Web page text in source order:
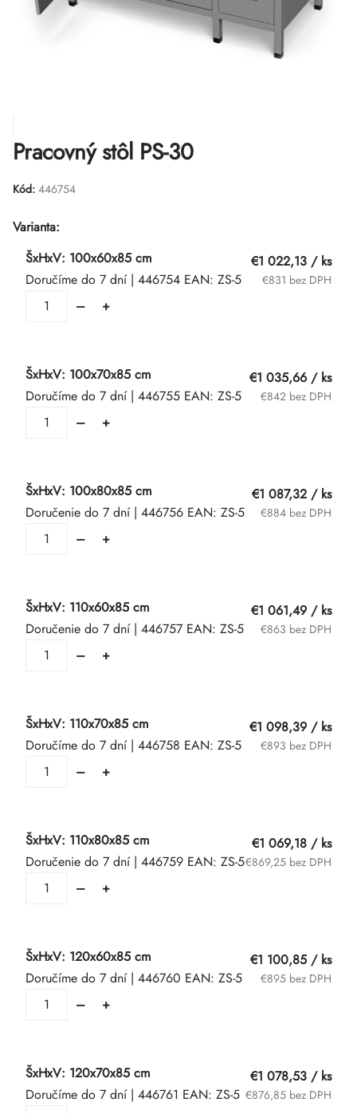
Pracovný stôl PS-30
Kód: 446754
Varianta:
ŠxHxV: 100x60x85 cm
Doručíme do 7 dní | 446754 EAN: ZS-5
€1 022,13 / ks
€831 bez DPH
ŠxHxV: 100x70x85 cm
Doručíme do 7 dní | 446755 EAN: ZS-5
€1 035,66 / ks
€842 bez DPH
ŠxHxV: 100x80x85 cm
Doručenie do 7 dní | 446756 EAN: ZS-5
€1 087,32 / ks
€884 bez DPH
ŠxHxV: 110x60x85 cm
Doručenie do 7 dní | 446757 EAN: ZS-5
€1 061,49 / ks
€863 bez DPH
ŠxHxV: 110x70x85 cm
Doručíme do 7 dní | 446758 EAN: ZS-5
€1 098,39 / ks
€893 bez DPH
ŠxHxV: 110x80x85 cm
Doručenie do 7 dní | 446759 EAN: ZS-5
€1 069,18 / ks
€869,25 bez DPH
ŠxHxV: 120x60x85 cm
Doručíme do 7 dní | 446760 EAN: ZS-5
€1 100,85 / ks
€895 bez DPH
ŠxHxV: 120x70x85 cm
Doručíme do 7 dní | 446761 EAN: ZS-5
€1 078,53 / ks
€876,85 bez DPH